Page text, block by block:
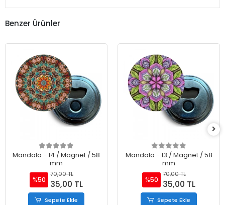
Benzer Ürünler
Mandala - 14 / Magnet / 58
mm
%50
70,00 TL
35,00 TL
Sepete Ekle
Mandala - 13 / Magnet / 58
mm
%50
70,00 TL
35,00 TL
Sepete Ekle